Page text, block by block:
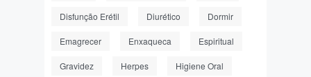
Disfunção Erétil Diurético Dormir
Emagrecer Enxaqueca Espiritual
Gravidez Herpes Higiene Oral